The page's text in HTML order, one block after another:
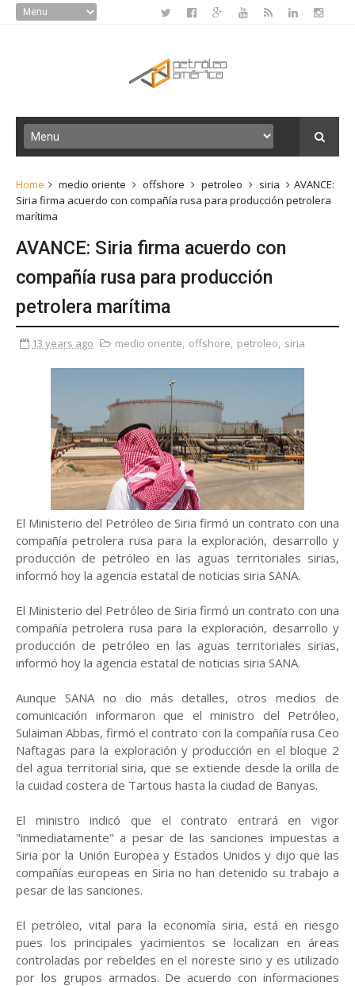
Home medio oriente offshore petroleo siria
AVANCE:
Siria firma acuerdo con compañía rusa para producción petrolera
marítima
AVANCE: Siria firma acuerdo con
compañía rusa para producción
petrolera marítima
13 years ago medio oriente, offshore, petroleo, siria
El Ministerio del Petróleo de Siria firmó un contrato con una
compañía petrolera rusa para la exploración, desarrollo y
producción de petróleo en las aguas territoriales sirias,
informó hoy la agencia estatal de noticias siria SANA.
El Ministerio del Petróleo de Siria firmó un contrato con una
compañía petrolera rusa para la exploración, desarrollo y
producción de petróleo en las aguas territoriales sirias,
informó hoy la agencia estatal de noticias siria SANA.
Aunque SANA no dio más detalles, otros medios de
comunicación informaron que el ministro del Petróleo,
Sulaiman Abbas, firmó el contrato con la compañía rusa Ceo
Naftagas para la exploración y producción en el bloque 2
del agua territorial siria, que se extiende desde la orilla de
la cuidad costera de Tartous hasta la ciudad de Banyas.
El ministro indicó que el contrato entrará en vigor
"inmediatamente" a pesar de las sanciones impuestas a
Siria por la Unión Europea y Estados Unidos y dijo que las
compañías europeas en Siria no han detenido su trabajo a
pesar de las sanciones.
El petróleo, vital para la economía siria, está en riesgo
pues los principales yacimientos se localizan en áreas
controladas por rebeldes en el noreste sirio y es utilizado
por los grupos armados. De acuerdo con informaciones